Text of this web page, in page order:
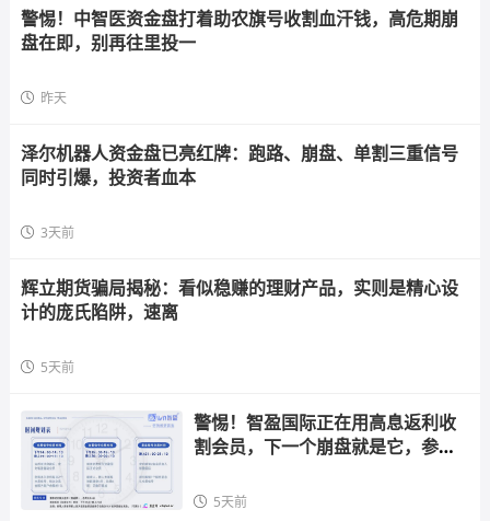
警惕！中智医资金盘打着助农旗号收割血汗钱，高危期崩
盘在即，别再往里投一
昨天
泽尔机器人资金盘已亮红牌：跑路、崩盘、单割三重信号
同时引爆，投资者血本
3天前
辉立期货骗局揭秘：看似稳赚的理财产品，实则是精心设
计的庞氏陷阱，速离
5天前
警惕！智盈国际正在用高息返利收
割会员，下一个崩盘就是它，参与
5天前